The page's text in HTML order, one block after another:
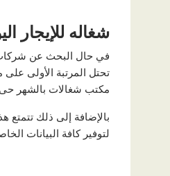
شغاله للإيجار
في حال البحث عن
تحتل المرتبة الأولى على
مكتب شغالات بالشهر حى
بالإضافة إلى ذلك
لتوفير كافة البيانات